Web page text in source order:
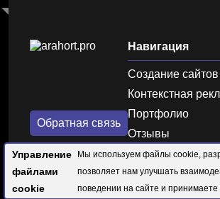
Управление
файлами
cookie
Мы используем файлы cookie,
позволяет нам улучшать
поведении на сайте и принимаете
Обратная связь
Навигация
Создание
Контекстная
Портфолио
Отзывы